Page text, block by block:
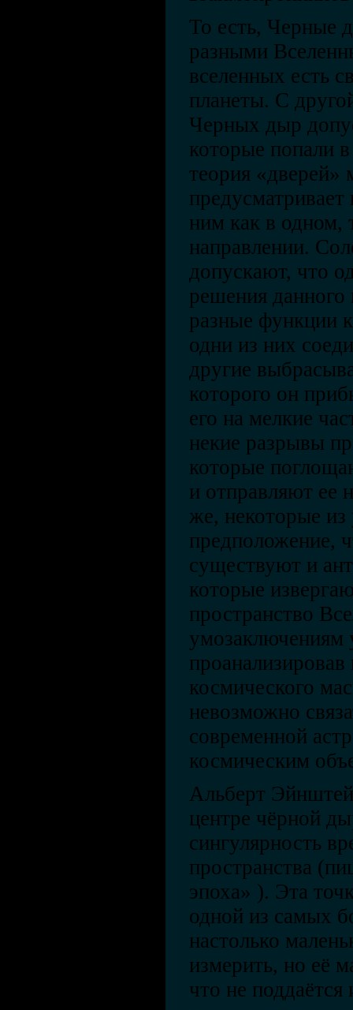
То есть, Черные
разными
вселенных есть
планеты. С
Черных дыр
которые попали
теория
ним как в одном,
направлении.
допускают, что
решения данного
разные функции
одни из них
другие
которого он
его на мелкие
некие разрывы
которые
и отправляют ее
же, некоторые
предположение,
существуют и
которые
пространство
космического
невозможно
современной
космическим
Альберт
центре чёрной
сингулярность
пространства
эпоха» ). Эта
одной из самых
настолько
измерить, но её
что не